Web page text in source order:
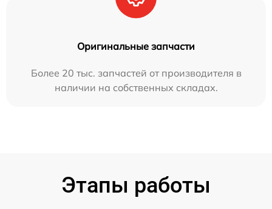
Оригинальные запчасти
Более 20 тыс. запчастей от производителя в
наличии на собственных складах.
Этапы работы